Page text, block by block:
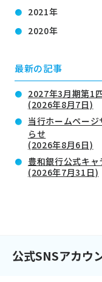
2021年
2020年
最新の記事
2027年3月期第1
(2026年8月7日)
当行ホームペー
らせ
(2026年8月6日)
豊和銀行公式キャ
(2026年7月31日)
公式SNSアカウ